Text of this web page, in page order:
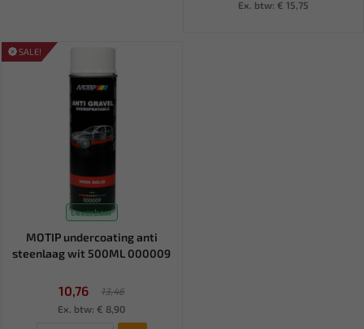
Ex. btw: € 15,75
SALE!
Leverbaar
MOTIP undercoating anti
steenlaag wit 500ML 000009
10,76
13,46
Ex. btw: € 8,90